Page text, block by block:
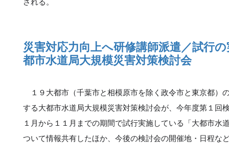
災害対応力向上へ研修講師派遣／試行
都市水道局大規模災害対策検討会
１９大都市（千葉市と相模原市を除く政令市と東京都）
する大都市水道局大規模災害対策検討会が、今年度第１回
１月から１１月までの期間で試行実施している「大都市水
ついて情報共有したほか、今後の検討会の開催地・日程な